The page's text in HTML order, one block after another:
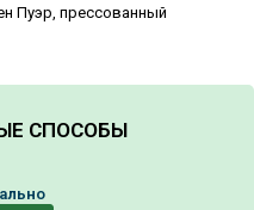
Пуэр, прессованный
СПОСОБЫ